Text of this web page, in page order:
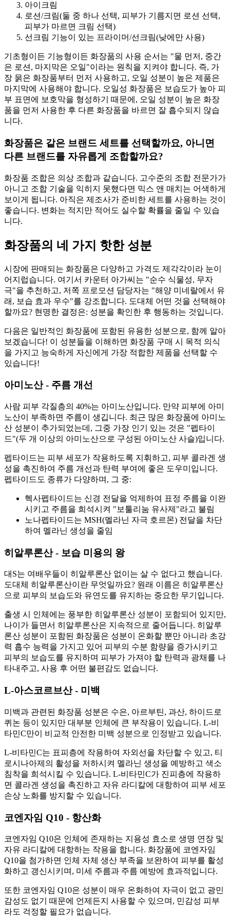
아이크림
로션/크림(둘 중 하나 선택, 피부가 기름지면 로션 선택,
피부가 마르면 크림 선택)
선크림 기능이 있는 프라이머/선크림(낮에만 사용)
기초형이든 기능형이든 화장품의 사용 순서는 "물 먼저, 중간
은 로션, 마지막은 오일"이라는 원칙을 지켜야 합니다. 즉, 가
장 묽은 화장품부터 먼저 사용하고, 오일 성분이 높은 제품은
마지막에 사용해야 합니다. 오일성 화장품은 보습도가 높아 피
부 표면에 보호막을 형성하기 때문에, 오일 성분이 높은 화장
품을 먼저 사용한 후 다른 화장품을 바르면 잘 흡수되지 않습
니다.
화장품은 같은 브랜드 세트를 선택할까요, 아니면
다른 브랜드를 자유롭게 조합할까요?
화장품 조합은 의상 조합과 같습니다. 고수준의 조합 전문가가
아니고 조합 기술을 익히지 못했다면 믹스 앤 매치는 어색하게
보이게 됩니다. 아직은 제조사가 준비한 세트를 사용하는 것이
좋습니다. 변화는 적지만 적어도 실수할 확률을 줄일 수 있습
니다.
화장품의 네 가지 핫한 성분
시장에 판매되는 화장품은 다양하고 가격도 제각각이라 눈이
어지럽습니다. 여기서 카운터 아가씨는 "순수 식물성, 무자
극"을 추천하고, 저쪽 프로모션 담당자는 "해양 미네랄에서 유
래, 보습 효과 우수"를 강조합니다. 도대체 어떤 것을 선택해야
할까요? 현명한 결정은: 성분을 확인한 후 행동하는 것입니다.
다음은 일반적인 화장품에 포함된 유용한 성분으로, 함께 알아
보겠습니다! 이 성분들을 이해하면 화장품 구매 시 목적 의식
을 가지고 능숙하게 자신에게 가장 적합한 제품을 선택할 수
있습니다!
아미노산 - 주름 개선
사람 피부 각질층의 40%는 아미노산입니다. 만약 피부에 아미
노산이 부족하면 주름이 생깁니다. 최근 많은 화장품에 아미노
산 성분이 추가되었는데, 그중 가장 인기 있는 것은 "펩타이
드"(두 개 이상의 아미노산으로 구성된 아미노산 사슬)입니다.
펩타이드는 피부 세포가 작용하도록 지휘하고, 피부 콜라겐 생
성을 촉진하여 주름 개선과 탄력 부여에 좋은 도우미입니다.
펩타이드도 종류가 다양하며, 그 중:
헥사펩타이드는 신경 전달을 억제하여 표정 주름을 이완
시키고 주름을 희석시켜 "보툴리눔 유사제"라고 불림
노나펩타이드는 MSH(멜라닌 자극 호르몬) 전달을 차단
하여 멜라닌 생성을 줄임
히알루론산 - 보습 미용의 왕
대S는 여배우들이 히알루론산 없이는 살 수 없다고 했습니다.
도대체 히알루론산이란 무엇일까요? 원래 이름은 히알루론산
으로 피부의 보습도와 유연도를 유지하는 중요한 무기입니다.
출생 시 인체에는 풍부한 히알루론산 성분이 포함되어 있지만,
나이가 들면서 히알루론산은 지속적으로 줄어듭니다. 히알루
론산 성분이 포함된 화장품은 성분이 온화할 뿐만 아니라 초강
력 흡수 능력을 가지고 있어 피부의 수분 함량을 증가시키고
피부의 보습도를 유지하며 피부가 가져야 할 탄력과 광채를 나
타내주고, 사용 후 어떤 불편감도 없습니다.
L-아스코르브산 - 미백
미백과 관련된 화장품 성분은 수은, 아르부틴, 과산, 하이드로
퀴논 등이 있지만 대부분 인체에 큰 부작용이 있습니다. L-비
타민C만이 비교적 안전한 미백 성분으로 인정받고 있습니다.
L-비타민C는 표피층에 작용하여 자외선을 차단할 수 있고, 티
로시나아제의 활성을 저하시켜 멜라닌 생성을 예방하고 색소
침착을 희석시킬 수 있습니다. L-비타민C가 진피층에 작용하
면 콜라겐 생성을 촉진하고 자유 라디칼에 대항하여 피부 세포
손상 노화를 방지할 수 있습니다.
코엔자임 Q10 - 항산화
코엔자임 Q10은 인체에 존재하는 지용성 효소로 생명 연장 및
자유 라디칼에 대항하는 작용을 합니다. 화장품에 코엔자임
Q10을 첨가하면 인체 자체 생산 부족을 보완하여 피부를 활성
화하고 갱신시키며, 미세 주름과 주름 예방에 효과적입니다.
또한 코엔자임 Q10은 성분이 매우 온화하여 자극이 없고 광민
감성도 없기 때문에 언제든지 사용할 수 있으며, 민감성 피부
라도 걱정할 필요가 없습니다.